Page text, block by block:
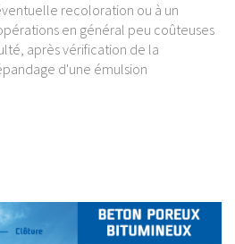
recoloration ou à un
en général peu coûteuses
après vérification de la
d'une émulsion